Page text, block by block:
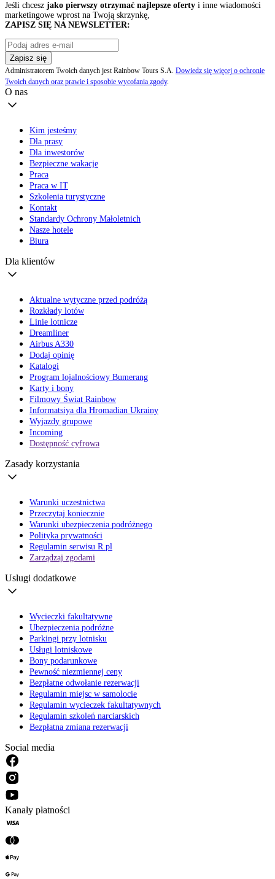
Jeśli chcesz jako pierwszy otrzymać najlepsze oferty i inne wiadomości
marketingowe wprost na Twoją skrzynkę,
ZAPISZ SIĘ NA NEWSLETTER:
Zapisz się
Administratorem Twoich danych jest Rainbow Tours S.A. Dowiedz się więcej o ochronie
Twoich danych oraz prawie i sposobie wycofania zgody.
O nas
Kim jesteśmy
Dla prasy
Dla inwestorów
Bezpieczne wakacje
Praca
Praca w IT
Szkolenia turystyczne
Kontakt
Standardy Ochrony Małoletnich
Nasze hotele
Biura
Dla klientów
Aktualne wytyczne przed podróżą
Rozkłady lotów
Linie lotnicze
Dreamliner
Airbus A330
Dodaj opinię
Katalogi
Program lojalnościowy Bumerang
Karty i bony
Filmowy Świat Rainbow
Informatsiya dla Hromadian Ukrainy
Wyjazdy grupowe
Incoming
Dostępność cyfrowa
Zasady korzystania
Warunki uczestnictwa
Przeczytaj koniecznie
Warunki ubezpieczenia podróżnego
Polityka prywatności
Regulamin serwisu R.pl
Zarządzaj zgodami
Usługi dodatkowe
Wycieczki fakultatywne
Ubezpieczenia podróżne
Parkingi przy lotnisku
Usługi lotniskowe
Bony podarunkowe
Pewność niezmiennej ceny
Bezpłatne odwołanie rezerwacji
Regulamin miejsc w samolocie
Regulamin wycieczek fakultatywnych
Regulamin szkoleń narciarskich
Bezpłatna zmiana rezerwacji
Social media
Kanały płatności